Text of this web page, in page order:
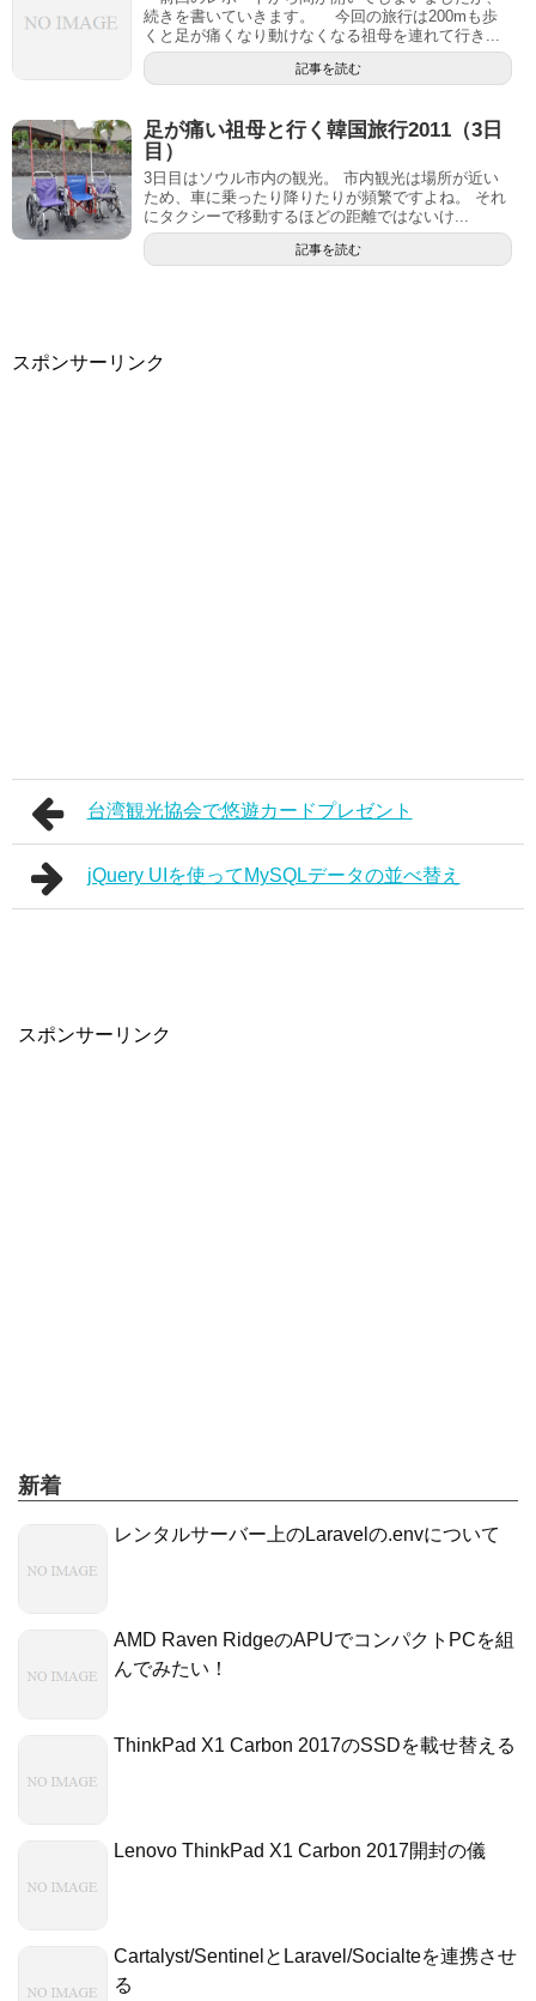
続きを書いていきます。 今回の旅行は200mも歩
くと足が痛くなり動けなくなる祖母を連れて行き...
記事を読む
足が痛い祖母と行く韓国旅行2011（3日
目）
3日目はソウル市内の観光。 市内観光は場所が近い
ため、車に乗ったり降りたりが頻繁ですよね。 それ
にタクシーで移動するほどの距離ではないけ...
記事を読む
スポンサーリンク
台湾観光協会で悠遊カードプレゼント
jQuery UIを使ってMySQLデータの並べ替え
スポンサーリンク
新着
レンタルサーバー上のLaravelの.envについて
AMD Raven RidgeのAPUでコンパクトPCを組
んでみたい！
ThinkPad X1 Carbon 2017のSSDを載せ替える
Lenovo ThinkPad X1 Carbon 2017開封の儀
Cartalyst/SentinelとLaravel/Socialteを連携させ
る